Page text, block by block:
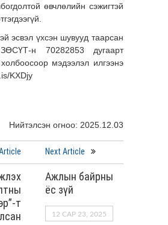
өвчлөлийн сэжигтэй
эсвэл үхсэн шувууд таарсан
н 70282853 дугаарт
мэдээлэл илгээнэ
KXDjy
Нийтэлсэн огноо: 2025.12.03
т
Next Article
Ажлын байрны
ёс зүй
12 САР 23, 2025